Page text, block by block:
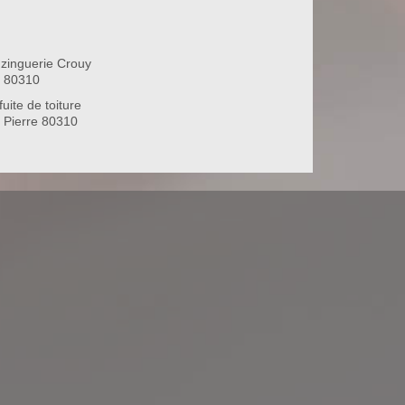
Crouy
80310
de toiture
80310